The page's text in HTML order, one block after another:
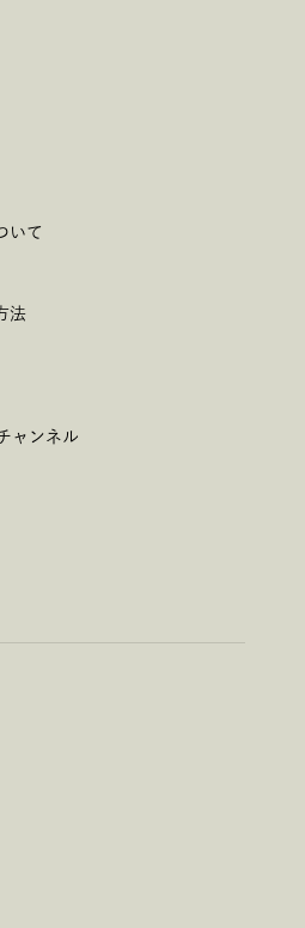
いて
法
ャンネル